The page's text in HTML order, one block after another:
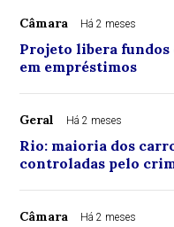
Câmara Há 2 meses
Projeto libera fundos
em empréstimos
Geral Há 2 meses
Rio: maioria dos
controladas pelo
Câmara Há 2 meses